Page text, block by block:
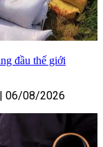
đầu thế giới
06/08/2026